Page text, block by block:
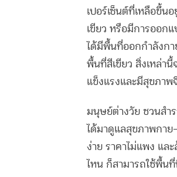
เปอร์เซ็นต์ที่เหลือขึ้น
เขียว หรือมีการออกแ
ได้มีพื้นที่ออกกำลังกา
พื้นที่สีเขียว สิ่งเหล่า
แข็งแรงและมีสุขภาพ
มนุษย์ต่างวัย ชวนสำ
ได้มาดูแลสุขภาพกาย
ง่าย ราคาไม่แพง แล
ไหน ก็สามารถใช้พื้นที่